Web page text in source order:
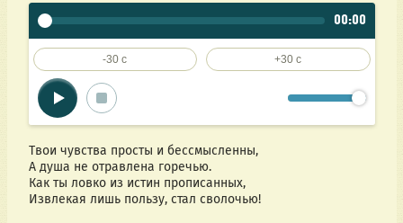
00:00
-30 c +30 c
Твои чувства просты и бессмысленны,
А душа не отравлена горечью.
Как ты ловко из истин прописанных,
Извлекая лишь пользу, стал сволочью!